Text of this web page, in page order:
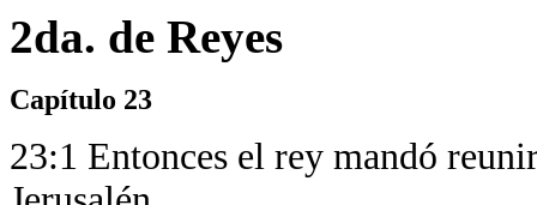
2da. de Reyes
Capítulo 23
23:1 Entonces el rey mandó